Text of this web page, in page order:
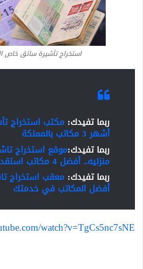
استخراج تأشيرة سائق خاص
ربما تفيدك: مكتب استخراج
أشهر 3 مكاتب بالمملكة
ربما تفيدك:موقع استخراج
منزليه.. أفضل 4 مكاتب استقدام
ربما تفيدك: معقب استخراج
أفضل المكاتب في خدمتك
watch?v=TgCs5nc7sNE